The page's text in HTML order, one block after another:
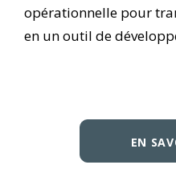
opérationnelle pour
en un outil de
EN